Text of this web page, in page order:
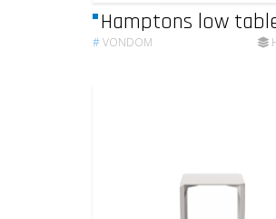
Hamptons low
#VONDOM